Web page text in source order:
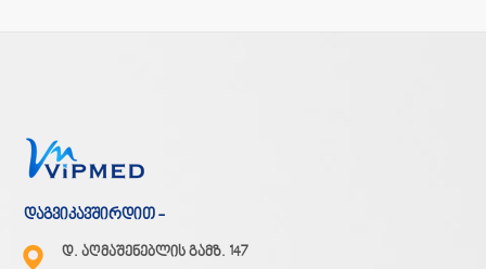
დაგვიკავშირდით -
დ. აღმაშენებლის გამზ. 147